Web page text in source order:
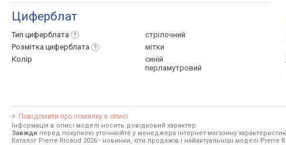
Циферблат
Тип циферблата
стрілочний
Розмітка циферблата
мітки
Колір
синій
перламутровий
Повідомити про помилку в описі
Інформація в описі моделі носить довідковий характер.
Завжди перед покупкою уточнюйте у менеджера інтернет-магазину
Каталог Pierre Ricaud 2026 - новинки, хіти продажів і найактуальніші моделі Pierre